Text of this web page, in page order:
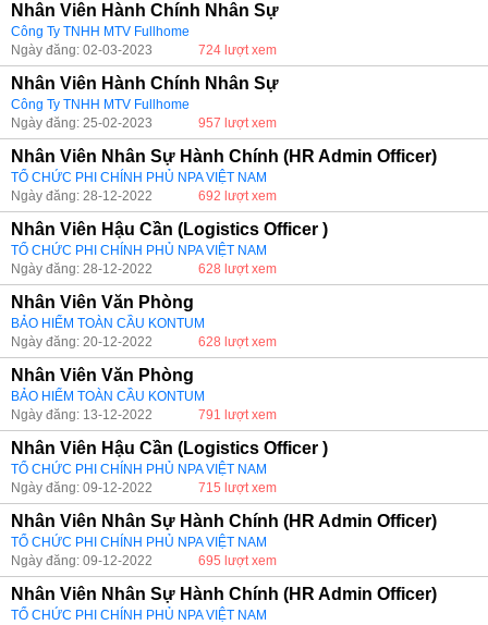
Nhân Viên Hành Chính Nhân Sự
Công Ty TNHH MTV Fullhome
Ngày đăng: 02-03-2023
724 lượt xem
Nhân Viên Hành Chính Nhân Sự
Công Ty TNHH MTV Fullhome
Ngày đăng: 25-02-2023
957 lượt xem
Nhân Viên Nhân Sự Hành Chính (HR Admin Officer)
TỔ CHỨC PHI CHÍNH PHỦ NPA VIỆT NAM
Ngày đăng: 28-12-2022
692 lượt xem
Nhân Viên Hậu Cần (Logistics Officer )
TỔ CHỨC PHI CHÍNH PHỦ NPA VIỆT NAM
Ngày đăng: 28-12-2022
628 lượt xem
Nhân Viên Văn Phòng
BẢO HIỂM TOÀN CẦU KONTUM
Ngày đăng: 20-12-2022
628 lượt xem
Nhân Viên Văn Phòng
BẢO HIỂM TOÀN CẦU KONTUM
Ngày đăng: 13-12-2022
791 lượt xem
Nhân Viên Hậu Cần (Logistics Officer )
TỔ CHỨC PHI CHÍNH PHỦ NPA VIỆT NAM
Ngày đăng: 09-12-2022
715 lượt xem
Nhân Viên Nhân Sự Hành Chính (HR Admin Officer)
TỔ CHỨC PHI CHÍNH PHỦ NPA VIỆT NAM
Ngày đăng: 09-12-2022
695 lượt xem
Nhân Viên Nhân Sự Hành Chính (HR Admin Officer)
TỔ CHỨC PHI CHÍNH PHỦ NPA VIỆT NAM